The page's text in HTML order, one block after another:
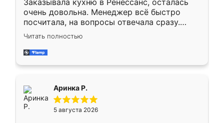
Заказывала кухню в Ренессанс, осталась
очень довольна. Менеджер всё быстро
посчитала, на вопросы отвечала сразу.
Замерщик приехал в субботу, подошёл к
делу со всей ответственностью. Собрали
за день, ребята работали аккуратно, даже
Читать полностью
Аринка Р.
5 августа 2026